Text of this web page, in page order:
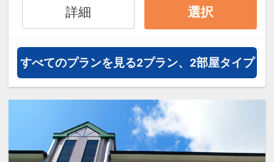
通・体験プランなどの追加（同時予
約）が可能なプランもございます。
詳細 選択
すべてのプランを見る2プラン、2部屋タイプ